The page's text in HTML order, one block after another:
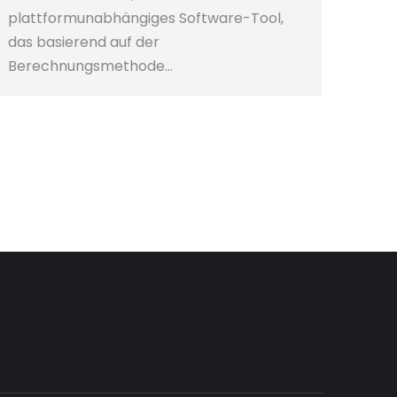
plattformunabhängiges Software-Tool,
das basierend auf der
Berechnungsmethode…